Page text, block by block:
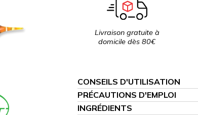
Livraison gratuite à
domicile dès 80€
CONSEILS D'UTILISATION
PRÉCAUTIONS D'EMPLOI
INGRÉDIENTS